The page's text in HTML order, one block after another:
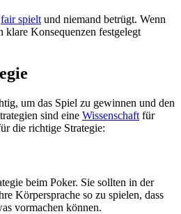
fair spielt und niemand betrügt. Wenn
Konsequenzen festgelegt
um das Spiel zu gewinnen und den
sind eine Wissenschaft für
die richtige Strategie:
beim Poker. Sie sollten in der
Körpersprache so zu spielen, dass
vormachen können.